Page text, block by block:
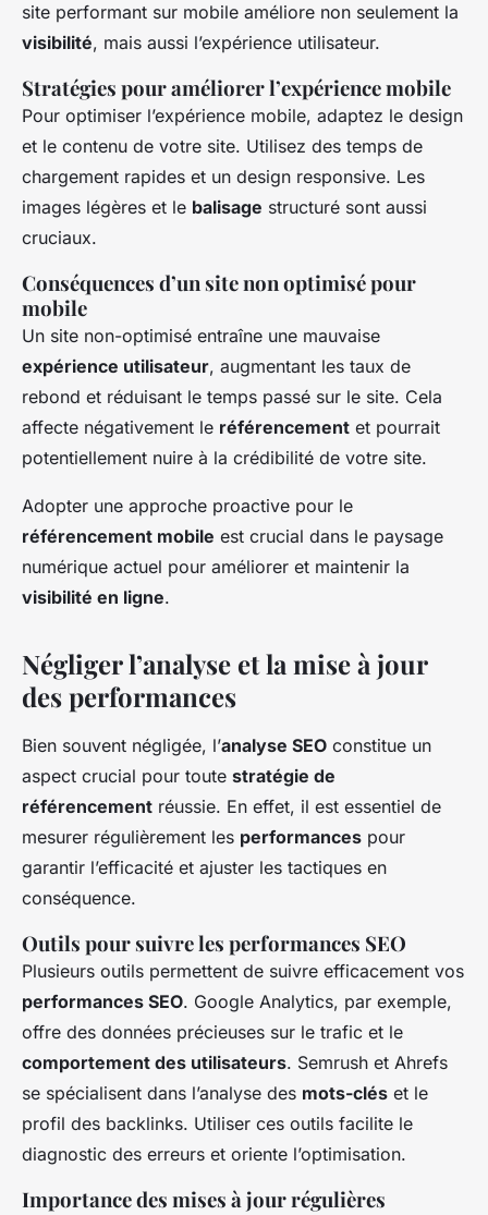
site performant sur mobile améliore non seulement la
visibilité, mais aussi l’expérience utilisateur.
Stratégies pour améliorer l’expérience mobile
Pour optimiser l’expérience mobile, adaptez le design
et le contenu de votre site. Utilisez des temps de
chargement rapides et un design responsive. Les
images légères et le balisage structuré sont aussi
cruciaux.
Conséquences d’un site non optimisé pour
mobile
Un site non-optimisé entraîne une mauvaise
expérience utilisateur, augmentant les taux de
rebond et réduisant le temps passé sur le site. Cela
affecte négativement le référencement et pourrait
potentiellement nuire à la crédibilité de votre site.
Adopter une approche proactive pour le
référencement mobile est crucial dans le paysage
numérique actuel pour améliorer et maintenir la
visibilité en ligne.
Négliger l’analyse et la mise à jour
des performances
Bien souvent négligée, l’analyse SEO constitue un
aspect crucial pour toute stratégie de
référencement réussie. En effet, il est essentiel de
mesurer régulièrement les performances pour
garantir l’efficacité et ajuster les tactiques en
conséquence.
Outils pour suivre les performances SEO
Plusieurs outils permettent de suivre efficacement vos
performances SEO. Google Analytics, par exemple,
offre des données précieuses sur le trafic et le
comportement des utilisateurs. Semrush et Ahrefs
se spécialisent dans l’analyse des mots-clés et le
profil des backlinks. Utiliser ces outils facilite le
diagnostic des erreurs et oriente l’optimisation.
Importance des mises à jour régulières